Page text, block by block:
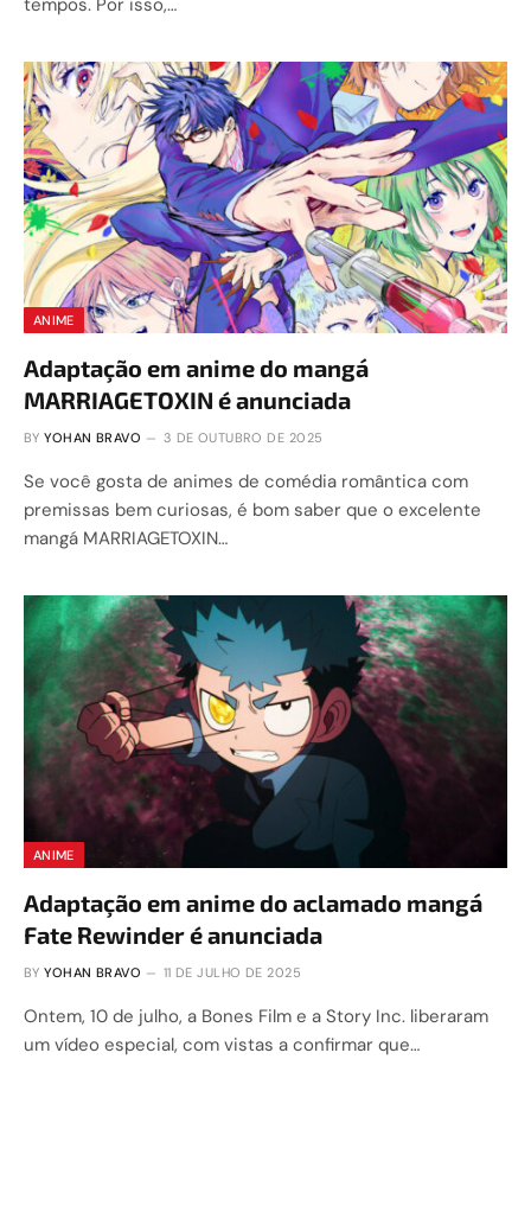
ANIME
Adaptação em anime do mangá
MARRIAGETOXIN é anunciada
BY YOHAN BRAVO 3 DE OUTUBRO DE 2025
Se você gosta de animes de comédia romântica com
premissas bem curiosas, é bom saber que o excelente
mangá MARRIAGETOXIN…
ANIME
Adaptação em anime do aclamado mangá
Fate Rewinder é anunciada
BY YOHAN BRAVO 11 DE JULHO DE 2025
Ontem, 10 de julho, a Bones Film e a Story Inc. liberaram
um vídeo especial, com vistas a confirmar que…